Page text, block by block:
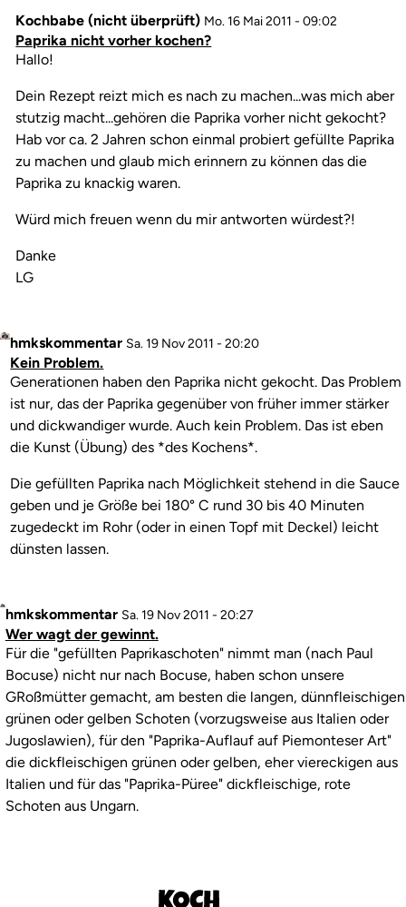
Kochbabe (nicht überprüft) Mo. 16 Mai 2011 - 09:02
Paprika nicht vorher kochen?
Kommentar
Hallo!
Dein Rezept reizt mich es nach zu machen...was mich aber
stutzig macht...gehören die Paprika vorher nicht gekocht?
Hab vor ca. 2 Jahren schon einmal probiert gefüllte Paprika
zu machen und glaub mich erinnern zu können das die
Paprika zu knackig waren.
Würd mich freuen wenn du mir antworten würdest?!
Danke
LG
Profilbild
hmkskommentar Sa. 19 Nov 2011 - 20:20
Paprika
nicht
vorher
Kochbabe
(nicht
überprüft)
Kein Problem.
Kommentar
Generationen haben den Paprika nicht gekocht. Das Problem
ist nur, das der Paprika gegenüber von früher immer stärker
und dickwandiger wurde. Auch kein Problem. Das ist eben
die Kunst (Übung) des *des Kochens*.
Die gefüllten Paprika nach Möglichkeit stehend in die Sauce
geben und je Größe bei 180° C rund 30 bis 40 Minuten
zugedeckt im Rohr (oder in einen Topf mit Deckel) leicht
dünsten lassen.
Profilbild
hmkskommentar Sa. 19 Nov 2011 - 20:27
Paprika
nicht
vorher
kochen?
von
Kochbabe
(nicht
Wer wagt der gewinnt.
Kommentar
Für die "gefüllten Paprikaschoten" nimmt man (nach Paul
Bocuse) nicht nur nach Bocuse, haben schon unsere
GRoßmütter gemacht, am besten die langen, dünnfleischigen
grünen oder gelben Schoten (vorzugsweise aus Italien oder
Jugoslawien), für den "Paprika-Auflauf auf Piemonteser Art"
die dickfleischigen grünen oder gelben, eher viereckigen aus
Italien und für das "Paprika-Püree" dickfleischige, rote
Schoten aus Ungarn.